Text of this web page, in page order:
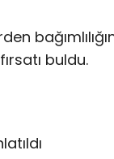
buldu.